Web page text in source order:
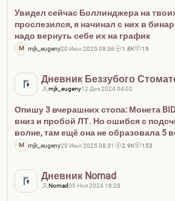
Увидел сейчас Боллинджера на
прослезился, я начинал с них в
надо вернуть себе их на график
M mjk_eugeny20 Июл 2025 08:36 1.8K 19
Дневник Беззубого
mjk_eugeny12 Дек 2024 04:02
Опишу 3 вчерашних стопа: Монета
вниз и пробой ЛТ. Но ошибся с
волне, там ещё она не образовала 5
профит
пикча
Монета HOME. Не дал
получилась коротко...
M mjk_eugeny20 Июл 2025 08:31 2.9K 153
Дневник Nomad
Nomad05 Ноя 2024 18:28